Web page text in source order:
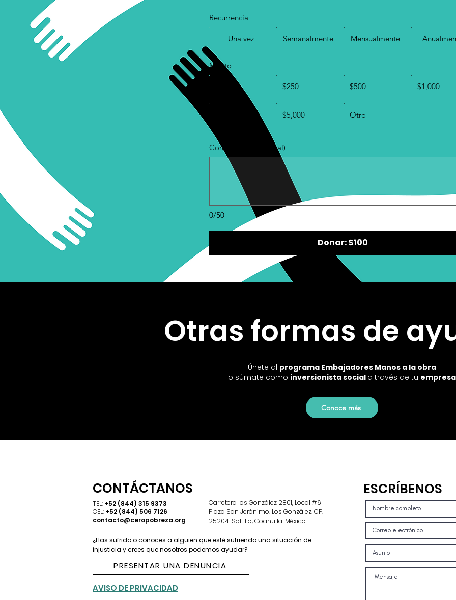
Recurrencia
Una vez Semanalmente Mensualmente
Monto
$250 $500 $1,000
$5,000 Otro
0/50
Comentario (opcional)
Donar: $100
Otras formas de
Únete al programa Embajadores Manos a la obra
o súmate como inversionista social a través de tu empresa
Conoce más
CONTÁCTANOS
TEL: +52 (844) 315 9373
CEL: +52 (844) 506 7126
contacto@ceropobreza.org
​Carretera los González 2801, Local #6
Plaza San Jerónimo. Los González. CP.
25204. Saltillo, Coahuila. México.
¿Has sufrido o conoces a alguien que esté sufriendo una situación de
injusticia y crees que nosotros podemos ayudar?
PRESENTAR UNA DENUNCIA
AVISO DE PRIVACIDAD
ESCRÍBENOS